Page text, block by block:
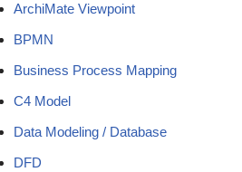
ArchiMate Viewpoint
BPMN
Business Process Mapping
C4 Model
Data Modeling / Database
DFD